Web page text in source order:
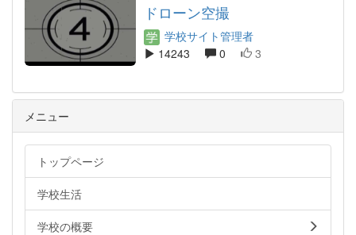
ドローン空撮
学校サイト管理者
14243
0 3
メニュー
トップページ
学校生活
学校の概要